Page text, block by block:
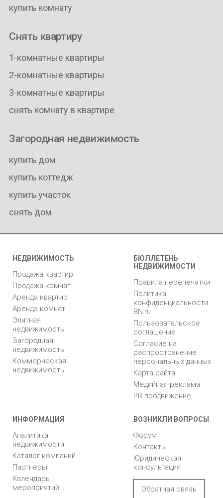
купить комнату
Снять квартиру
1-комнатные квартиры
2-комнатные квартиры
3-комнатные квартиры
снять комнату в квартире
Загородная недвижимость
купить дом
купить коттедж
купить участок
снять дом
НЕДВИЖИМОСТЬ
Продажа квартир
Продажа комнат
Аренда квартир
Аренда комнат
Элитная
недвижимость
Загородная
недвижимость
Коммерческая
недвижимость
БЮЛЛЕТЕНЬ
НЕДВИЖИМОСТИ
Правила перепечатки
Политика
конфиденциальности
BN.ru
Пользовательское
соглашение
Согласие на
распространение
персональных данных
Карта сайта
Медийная реклама
PR продвижение
ИНФОРМАЦИЯ
Аналитика
недвижимости
Каталог компаний
Партнеры
Календарь
мероприятий
ВОЗНИКЛИ ВОПРОСЫ
Форум
Контакты
Юридическая
консультация
Обратная связь